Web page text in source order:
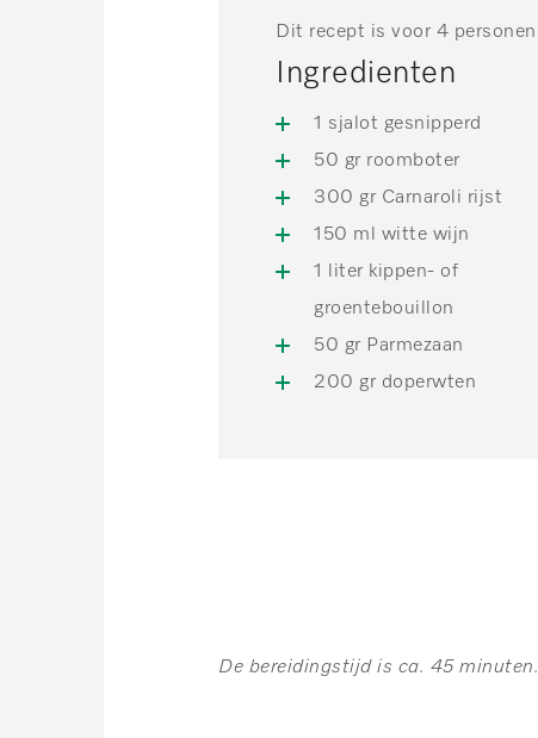
Dit recept is voor 4 personen
Ingredienten
1 sjalot gesnipperd
50 gr roomboter
300 gr Carnaroli rijst
150 ml witte wijn
1 liter kippen- of
groentebouillon
50 gr Parmezaan
200 gr doperwten
De bereidingstijd is ca. 45 minuten.